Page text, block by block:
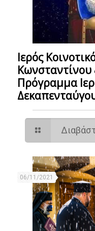
Ιερός
Κωνσταντίνου
Πρόγραμμα
06/11/2021